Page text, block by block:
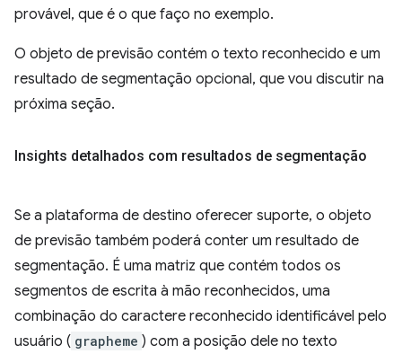
provável, que é o que faço no exemplo.
O objeto de previsão contém o texto reconhecido e um
resultado de segmentação opcional, que vou discutir na
próxima seção.
Insights detalhados com resultados de segmentação
Se a plataforma de destino oferecer suporte, o objeto
de previsão também poderá conter um resultado de
segmentação. É uma matriz que contém todos os
segmentos de escrita à mão reconhecidos, uma
combinação do caractere reconhecido identificável pelo
usuário ( grapheme ) com a posição dele no texto